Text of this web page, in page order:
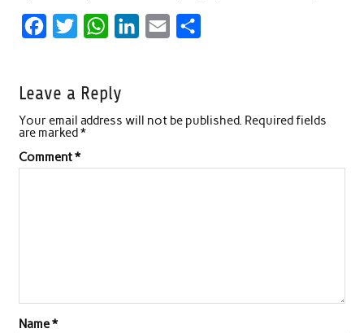
e
b
o
t
e
r
W
t
s
p
e
I
l
e
Leave a Reply
Your email address will not be published. Required fields
are marked*
Comment*
Name*